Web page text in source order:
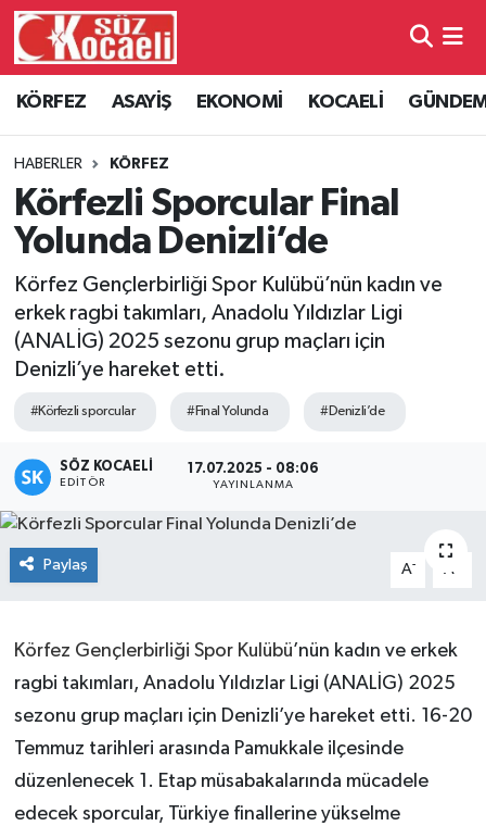
KÖRFEZ ASAYİŞ EKONOMİ KOCAELİ
HABERLER KÖRFEZ
Körfezli Sporcular Final
Yolunda Denizli’de
Körfez Gençlerbirliği Spor Kulübü’nün kadın ve
erkek ragbi takımları, Anadolu Yıldızlar Ligi
(ANALİG) 2025 sezonu grup maçları için
Denizli’ye hareket etti.
#Körfezli sporcular #Final Yolunda #Denizli’de
SÖZ KOCAELI
EDITÖR
17.07.2025 - 08:06
YAYINLANMA
Paylaş A- A
Körfez Gençlerbirliği Spor Kulübü’nün kadın ve erkek
ragbi takımları, Anadolu Yıldızlar Ligi (ANALİG) 2025
sezonu grup maçları için Denizli’ye hareket etti. 16-20
Temmuz tarihleri arasında Pamukkale ilçesinde
düzenlenecek 1. Etap müsabakalarında mücadele
edecek sporcular, Türkiye finallerine yükselme
Kocaeli Hava Durumu
Kocaeli Namaz Vakitleri
Kocaeli Trafik Yoğunluk Haritası
Süper Lig Puan Durumu ve Fikstür
Tüm Manşetler
Son Dakika Haberleri
Haber Arşivi